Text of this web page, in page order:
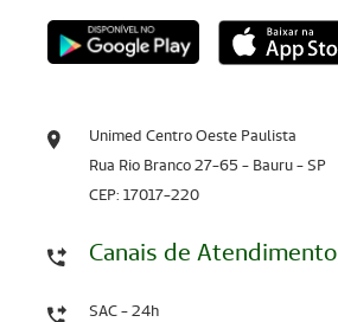
Unimed Centro Oeste Paulista
Rua Rio Branco 27-65 - Bauru - SP
CEP: 17017-220
Canais de Atendimento
SAC - 24h